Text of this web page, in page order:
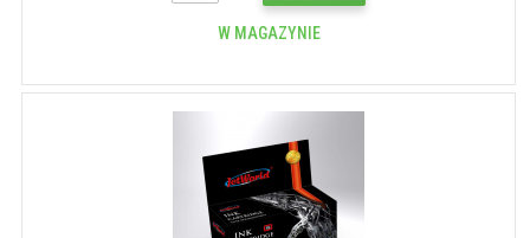
W MAGAZYNIE